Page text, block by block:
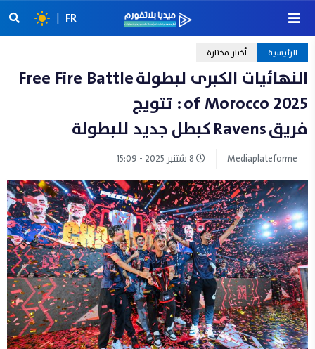
FR
|
الرئيسية أخبار مختارة
النهائيات الكبرى لبطولة Free Fire Battle
of Morocco 2025 : تتويج
فريق Ravens كبطل جديد للبطولة
Mediaplateforme